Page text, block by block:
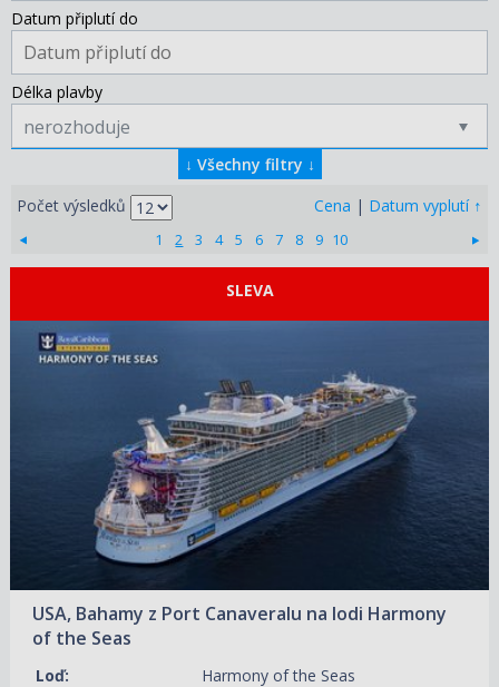
Datum připlutí do
Délka plavby
nerozhoduje
↓ Všechny filtry ↓
Cena | Datum vyplutí ↑
Počet výsledků
1 2 3 4 5 6 7 8 9 10
SLEVA
USA, Bahamy z Port Canaveralu na lodi Harmony
of the Seas
Loď: Harmony of the Seas
13.08.2026 – 18.08.2026
ZOBRAZIT DETAIL
10.09.2026 – 15.09.2026
17 500 KČ/OS.
(723 €)
ZOBRAZIT DETAIL
08.10.2026 – 13.10.2026
19 360 KČ/OS.
(800 €)